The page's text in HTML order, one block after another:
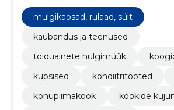
mulgikaosad, rulaad, sült
kaubandus ja teenused
toiduainete hulgimüük
küpsised
kondiitritooted
kohupiimakook
kookide